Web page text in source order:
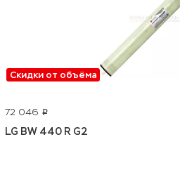
Скидки от объёма
72 046 p
LG BW 440 R G2